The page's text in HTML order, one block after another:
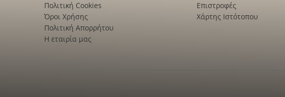
Πολιτική Cookies
Όροι Χρήσης
Πολιτική Απορρήτου
Η εταιρία μας
Επιστροφές
Χάρτης Ιστότοπου